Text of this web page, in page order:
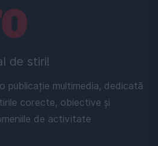
de stiri!
publicație multimedia, dedicată
corecte, obiective și
de activitate